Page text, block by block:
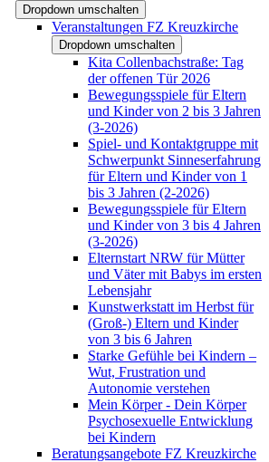
Dropdown umschalten
Veranstaltungen FZ Kreuzkirche
Dropdown umschalten
Kita Collenbachstraße: Tag
der offenen Tür 2026
Bewegungsspiele für Eltern
und Kinder von 2 bis 3 Jahren
(3-2026)
Spiel- und Kontaktgruppe mit
Schwerpunkt Sinneserfahrung
für Eltern und Kinder von 1
bis 3 Jahren (2-2026)
Bewegungsspiele für Eltern
und Kinder von 3 bis 4 Jahren
(3-2026)
Elternstart NRW für Mütter
und Väter mit Babys im ersten
Lebensjahr
Kunstwerkstatt im Herbst für
(Groß-) Eltern und Kinder
von 3 bis 6 Jahren
Starke Gefühle bei Kindern –
Wut, Frustration und
Autonomie verstehen
Mein Körper - Dein Körper
Psychosexuelle Entwicklung
bei Kindern
Beratungsangebote FZ Kreuzkirche